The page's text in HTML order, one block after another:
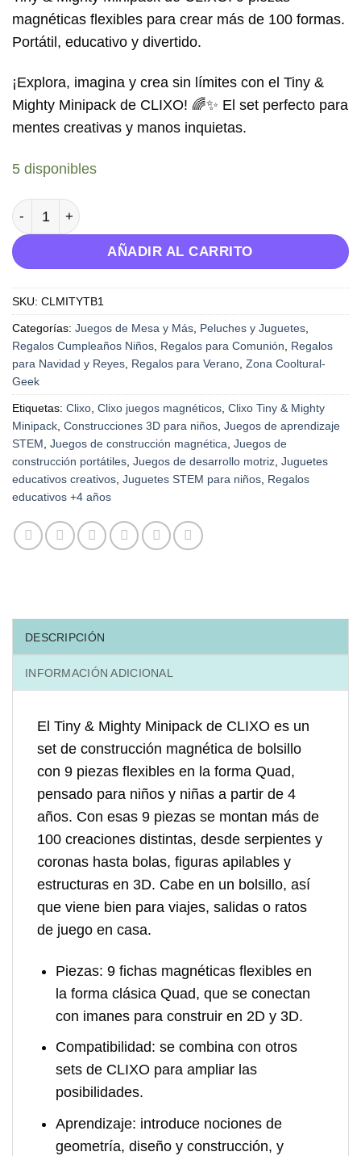
magnéticas flexibles para crear más de 100 formas.
Portátil, educativo y divertido.
¡Explora, imagina y crea sin límites con el Tiny &
Mighty Minipack de CLIXO! 🌈✨ El set perfecto para
mentes creativas y manos inquietas.
5 disponibles
Tiny & Mighty Minipack- Juego de Construcción cantidad
AÑADIR AL CARRITO
SKU: CLMITYTB1
Categorías: Juegos de Mesa y Más Peluches y Juguetes
Regalos Cumpleaños Niños Regalos para Comunión
Regalos
para Navidad y Reyes Regalos para Verano Zona Cooltural-
Geek
Etiquetas: Clixo Clixo juegos magnéticos Clixo Tiny & Mighty
Minipack Construcciones 3D para niños Juegos de aprendizaje
STEM Juegos de construcción magnética Juegos de
construcción portátiles Juegos de desarrollo motriz Juguetes
educativos creativos Juguetes STEM para niños Regalos
educativos +4 años
DESCRIPCIÓN
INFORMACIÓN ADICIONAL
El Tiny & Mighty Minipack de CLIXO es un
set de construcción magnética de bolsillo
con 9 piezas flexibles en la forma Quad,
pensado para niños y niñas a partir de 4
años. Con esas 9 piezas se montan más de
100 creaciones distintas, desde serpientes y
coronas hasta bolas, figuras apilables y
estructuras en 3D. Cabe en un bolsillo, así
que viene bien para viajes, salidas o ratos
de juego en casa.
Piezas: 9 fichas magnéticas flexibles en
la forma clásica Quad, que se conectan
con imanes para construir en 2D y 3D.
Compatibilidad: se combina con otros
sets de CLIXO para ampliar las
posibilidades.
Aprendizaje: introduce nociones de
geometría, diseño y construcción, y